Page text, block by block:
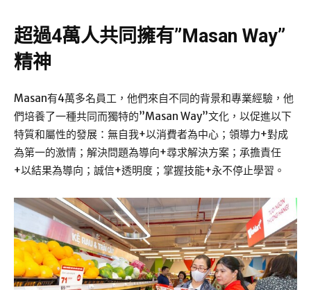
超過4萬人共同擁有”Masan Way”
精神
Masan有4萬多名員工，他們來自不同的背景和專業經驗，他
們培養了一種共同而獨特的”Masan Way”文化，以促進以下
特質和屬性的發展：無自我+以消費者為中心；領導力+對成
為第一的激情；解決問題為導向+尋求解決方案；承擔責任
+以結果為導向；誠信+透明度；掌握技能+永不停止學習。